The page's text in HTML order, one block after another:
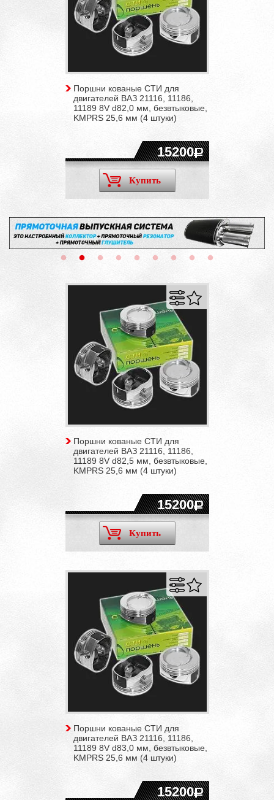
Поршни кованые СТИ для
двигателей ВАЗ 21116, 11186,
11189 8V d82,0 мм, безвтыковые,
KMPRS 25,6 мм (4 штуки)
15200
Купить
Поршни кованые СТИ для
двигателей ВАЗ 21116, 11186,
11189 8V d82,5 мм, безвтыковые,
KMPRS 25,6 мм (4 штуки)
15200
Купить
Поршни кованые СТИ для
двигателей ВАЗ 21116, 11186,
11189 8V d83,0 мм, безвтыковые,
KMPRS 25,6 мм (4 штуки)
15200